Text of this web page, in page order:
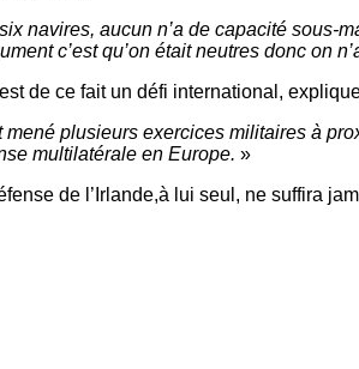
navires, aucun n’a de capacité sous-
c’est qu’on était neutres donc on
de ce fait un défi international,
plusieurs exercices militaires à
multilatérale en Europe. »
de l’Irlande,à lui seul, ne suffira